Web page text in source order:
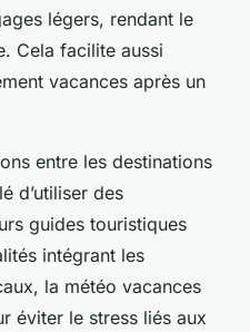
légers, rendant le
Cela facilite aussi
vacances après un
entre les destinations
d’utiliser des
guides touristiques
intégrant les
la météo vacances
éviter le stress liés aux